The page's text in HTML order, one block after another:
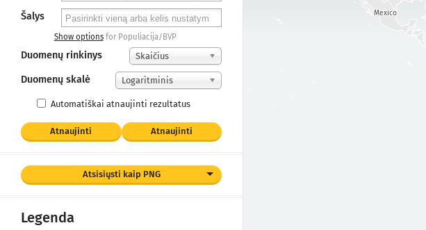
Šalys
Show optionsfor Populiacija/BVP
Duomenų rinkinys Skaičius
Duomenų skalė Logaritminis
Automatiškai atnaujinti rezultatus
Atnaujinti Atnaujinti
Atsisiųsti kaip PNG
Legenda
Mexico